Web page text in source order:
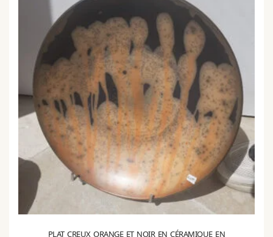
PLAT CREUX ORANGE ET NOIR EN CÉRAMIQUE EN